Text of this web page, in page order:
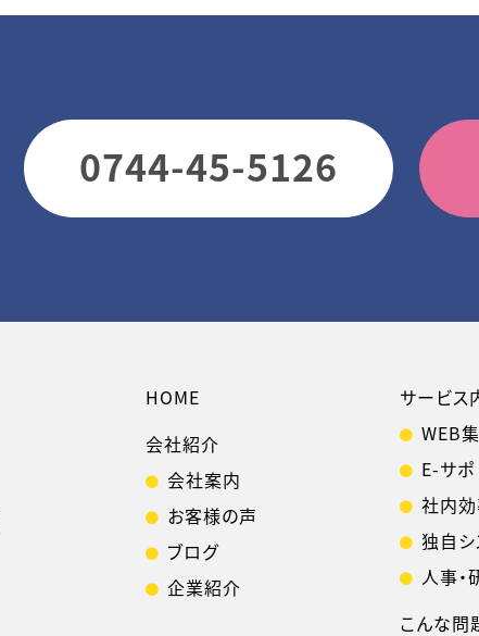
0744-45-5126
HOME
会社紹介
会社案内
お客様の声
ブログ
企業紹介
サービス
WEB
E-サポ
社内
独自
人事・
こんな問